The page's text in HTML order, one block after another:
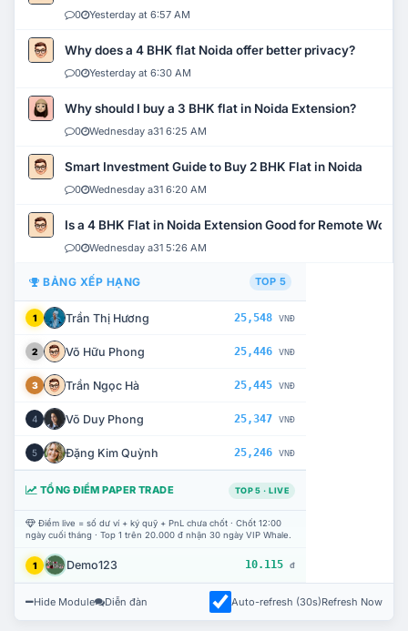
0 Yesterday at 6:57 AM
Why does a 4 BHK flat Noida offer better privacy?
0 Yesterday at 6:30 AM
Why should I buy a 3 BHK flat in Noida Extension?
0 Wednesday a31 6:25 AM
Smart Investment Guide to Buy 2 BHK Flat in Noida
0 Wednesday a31 6:20 AM
Is a 4 BHK Flat in Noida Extension Good for Remote Work?
0 Wednesday a31 5:26 AM
BẢNG XẾP HẠNG TOP 5
1 Trần Thị Hương 25,548 VNĐ
2 Võ Hữu Phong 25,446 VNĐ
3 Trần Ngọc Hà 25,445 VNĐ
4 Võ Duy Phong 25,347 VNĐ
5 Đặng Kim Quỳnh 25,246 VNĐ
TỔNG ĐIỂM PAPER TRADE TOP 5 · LIVE
Điểm live = số dư ví + ký quỹ + PnL chưa chốt · Chốt 12:00
ngày cuối tháng · Top 1 trên 20.000 đ nhận 30 ngày VIP Whale.
1 Demo123 10.115 đ
Hide Module Diễn đàn Auto-refresh (30s)Refresh Now